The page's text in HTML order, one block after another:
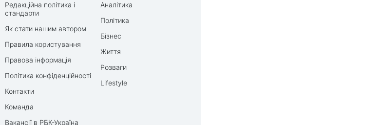
Редакційна політика і
стандарти
Як стати нашим автором
Правила користування
Правова інформація
Політика конфіденційності
Контакти
Команда
Вакансії в РБК-Україна
Аналітика
Політика
Бізнес
Життя
Розваги
Lifestyle